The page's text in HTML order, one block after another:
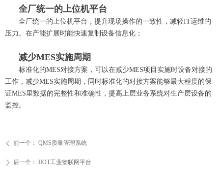
ꄴ 前一个： QMS质量管理系统
ꄲ 后一个： IIOT工业物联网平台
全厂统一的上位机平台
全厂统一的上位机平台，提升现场操作的一致性，减轻IT运维的
压力。在产能扩展时能快速复制设备信息化；
减少MES实施周期
标准化的MES对接方案，可以在减少MES项目实施时设备对接的
工作，减少MES实施周期，同时标准化的对接方案能够最大程度的保
证MES里数据的完整性和准确性，提高上层业务系统对生产层设备的
监控。